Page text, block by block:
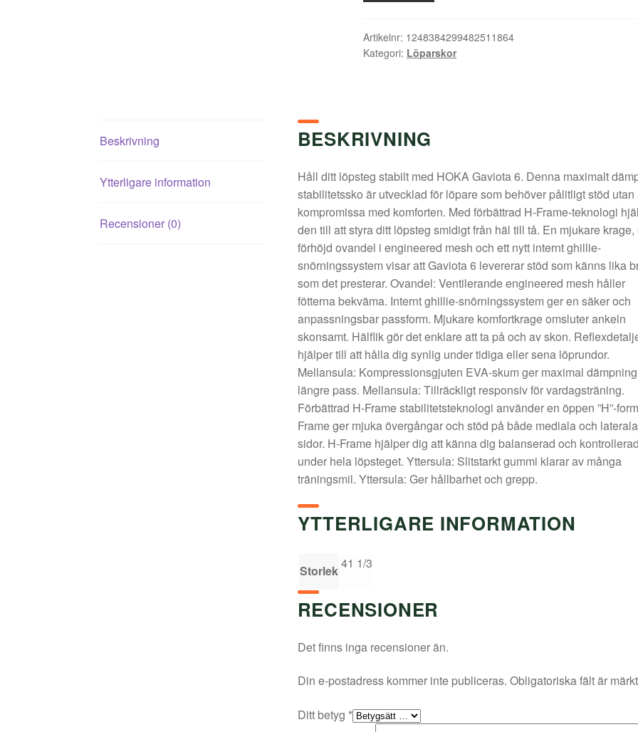
Artikelnr: 1248384299482511864
Kategori: Löparskor
Beskrivning
Ytterligare information
Recensioner (0)
BESKRIVNING
Håll ditt löpsteg stabilt med HOKA Gaviota 6. Denna maximalt
stabilitetssko är utvecklad för löpare som behöver pålitligt stöd utan
kompromissa med komforten. Med förbättrad H-Frame-teknologi
den till att styra ditt löpsteg smidigt från häl till tå. En mjukare krage,
förhöjd ovandel i engineered mesh och ett nytt internt ghillie-
snörningssystem visar att Gaviota 6 levererar stöd som känns lika
som det presterar. Ovandel: Ventilerande engineered mesh håller
fötterna bekväma. Internt ghillie-snörningssystem ger en säker och
anpassningsbar passform. Mjukare komfortkrage omsluter ankeln
skonsamt. Hälflik gör det enklare att ta på och av skon.
hjälper till att hålla dig synlig under tidiga eller sena löprundor.
Mellansula: Kompressionsgjuten EVA-skum ger maximal
längre pass. Mellansula: Tillräckligt responsiv för vardagsträning.
Förbättrad H-Frame stabilitetsteknologi använder en öppen ”H”-
Frame ger mjuka övergångar och stöd på både mediala och laterala
sidor. H-Frame hjälper dig att känna dig balanserad och
under hela löpsteget. Yttersula: Slitstarkt gummi klarar av många
träningsmil. Yttersula: Ger hållbarhet och grepp.
YTTERLIGARE INFORMATION
Storlek41 1/3
RECENSIONER
Det finns inga recensioner än.
Din e-postadress kommer inte publiceras. Obligatoriska fält är
Ditt betyg *